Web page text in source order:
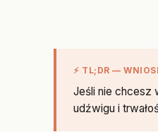
⚡ TL;DR —
Jeśli nie chcesz
udźwigu i